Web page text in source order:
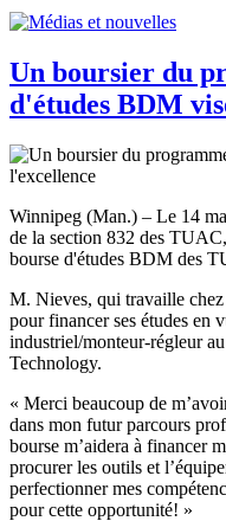
Un boursier du
d'études BDM
Winnipeg (Man.) – Le 14
de la section 832 des
bourse d'études BDM des
M. Nieves, qui travaille
pour financer ses études en
industriel/monteur-régleur
Technology.
« Merci beaucoup de
dans mon futur parcours
bourse m’aidera à financer
procurer les outils et
perfectionner mes
pour cette opportunité! »